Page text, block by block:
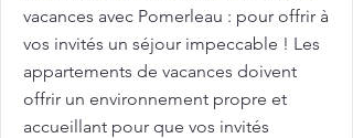
vacances avec Pomerleau : pour offrir à
vos invités un séjour impeccable ! Les
appartements de vacances doivent
offrir un environnement propre et
accueillant pour que vos invités